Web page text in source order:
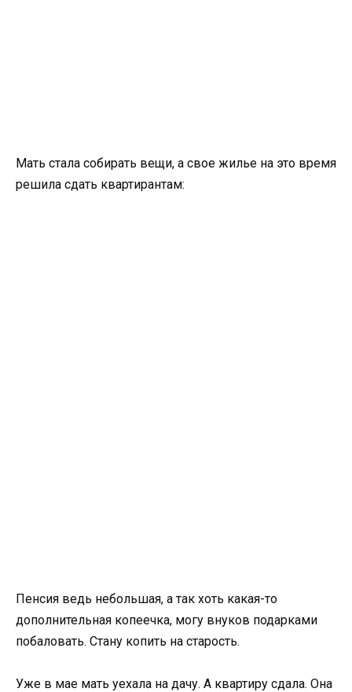
Мать стала собирать вещи, а свое жилье на это время
решила сдать квартирантам:
Пенсия ведь небольшая, а так хоть какая-то
дополнительная копеечка, могу внуков подарками
побаловать. Стану копить на старость.
Уже в мае мать уехала на дачу. А квартиру сдала. Она